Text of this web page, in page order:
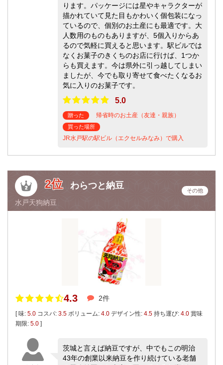
ります。パッケージには星やキャラクターが
描かれていて見た目もかわいく個包装になっ
ているので、個別のお土産にも最適です。大
人数用のものもありますが、5個入りからあ
るので気軽に買えると思います。駅ビルでは
なくお菓子のきくちのお店に行けば、1つか
らも買えます。今は県外に引っ越してしまい
ましたが、今でも取り寄せて食べたくなるお
気に入りのお菓子です。
5.0
贈った 帰省時のお土産（友達・親族）
買った場所
JR水戸駅の駅ビル（エクセルみなみ）で購入
2位 わらつと納豆
水戸天狗納豆
その他
4.3 2件
[ 味: 5.0 コスパ: 3.5 ボリューム: 4.0 デザイン性: 4.5 持ち運び: 4.0 賞味
期限: 5.0 ]
茨城と言えば納豆ですが、中でもこの明治
43年の創業以来納豆を作り続けている老舗